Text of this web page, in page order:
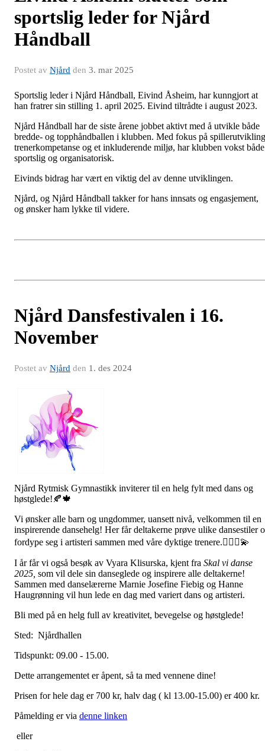
sportslig leder for Njård
Håndball
Postet av Njård den 3. mar 2025
Sportslig leder i Njård Håndball, Eivind Åsheim, har kunngjort at
han fratrer sin stilling 1. april 2025. Eivind tiltrådte i august 2023.
Njård Håndball har de siste årene jobbet aktivt med å utvikle både
bredde- og topphåndballen i klubben. Med fokus på
trenerkompetanse og et inkluderende miljø, har klubben vokst både
sportslig og organisatorisk.
Eivinds bidrag har vært en viktig del av denne utviklingen.
Njård, og Njård Håndball takker for hans innsats og engasjement,
og ønsker ham lykke til videre.
Njård Dansfestivalen i 16.
November
Postet av Njård den 1. des 2024
Njård Rytmisk Gymnastikk inviterer til en helg fylt med dans og
høstglede!🍂🍁
Vi ønsker alle barn og ungdommer, uansett nivå, velkommen til en
inspirerende dansehelg! Her får deltakerne prøve ulike dansestiler
fordype seg i artisteri sammen med våre dyktige trenere.🤸🏻‍♀💫
I år får vi også besøk av Vyara Klisurska, kjent fra Skal vi danse
2025, som vil dele sin danseglede og inspirere alle deltakerne!
Sammen med danselærerne Marnie Josefine Fiebig og Hanne
Haugrønning vil hun lede en dag med variert dans og artisteri.
Bli med på en helg full av kreativitet, bevegelse og høstglede!
Sted: Njårdhallen
Tidspunkt: 09.00 - 15.00.
Dette arrangementet er åpent, så ta med vennene dine!
Prisen for hele dag er 700 kr, halv dag ( kl 13.00-15.00) er 400 kr.
Påmelding er via denne linken
eller